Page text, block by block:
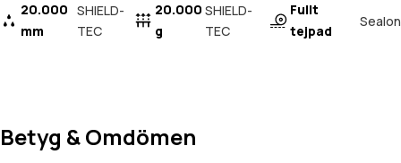
20.000
mm
SHIELD-
TEC
20.000
g
SHIELD-
TEC
Fullt
tejpad
Sealon
Betyg & Omdömen